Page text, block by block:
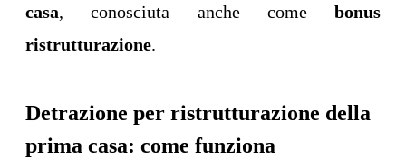
casa, conosciuta anche come bonus
ristrutturazione.
Detrazione per ristrutturazione della
prima casa: come funziona